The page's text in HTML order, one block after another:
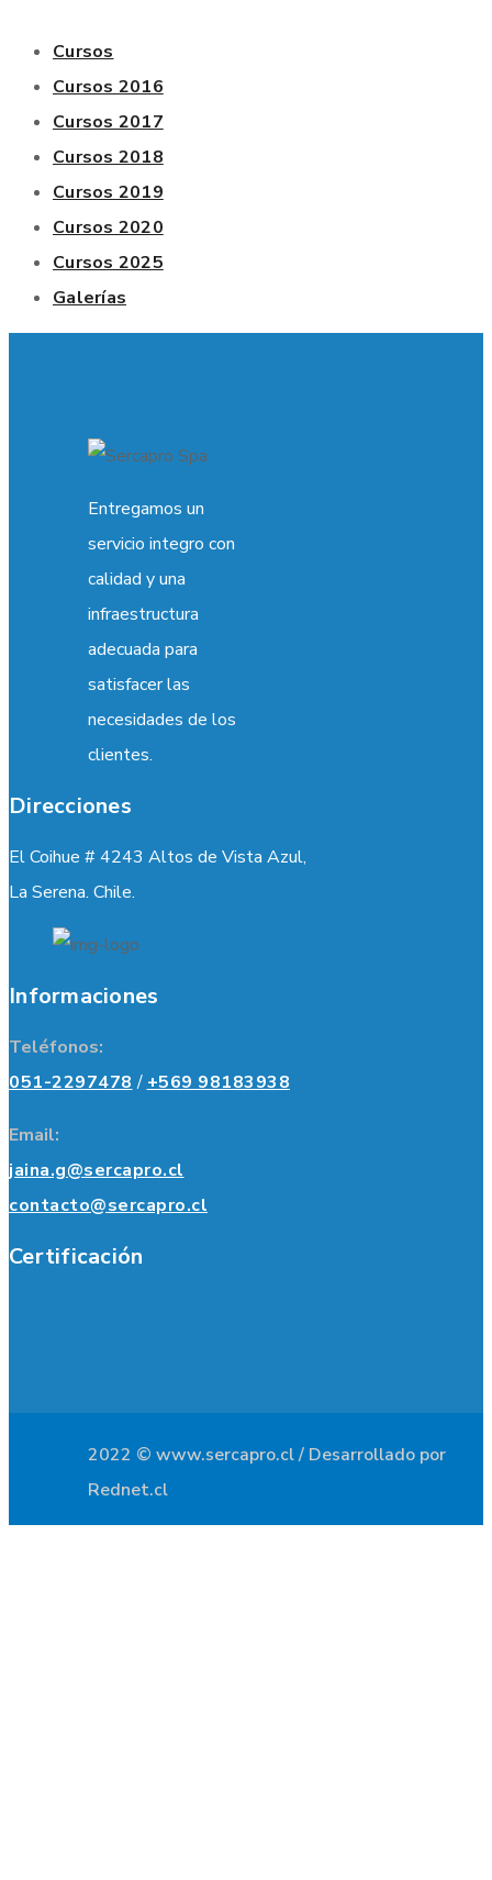
Cursos
Cursos 2016
Cursos 2017
Cursos 2018
Cursos 2019
Cursos 2020
Cursos 2025
Galerías
Entregamos un
servicio integro con
calidad y una
infraestructura
adecuada para
satisfacer las
necesidades de los
clientes.
Direcciones
El Coihue # 4243 Altos de Vista Azul,
La Serena. Chile.
Informaciones
Teléfonos:
051-2297478 / +569 98183938
Email:
jaina.g@sercapro.cl
contacto@sercapro.cl
Certificación
2022 © www.sercapro.cl / Desarrollado por
Rednet.cl